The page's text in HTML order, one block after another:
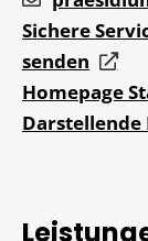
Sichere
senden
Homepage
Darstellende